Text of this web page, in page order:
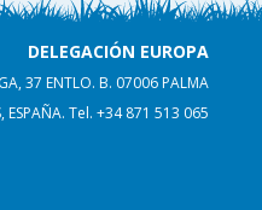
DELEGACIÓN EUROPA
37 ENTLO. B. 07006 PALMA
ESPAÑA. Tel. +34 871 513 065